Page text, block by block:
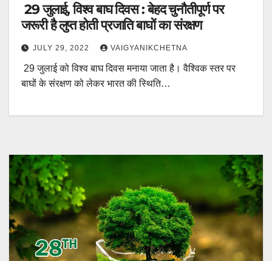
29 जुलाई, विश्व बाघ दिवस : बेहद चुनौतीपूर्ण पर
जरूरी है लुप्त होती प्रजाति बाघों का संरक्षण
JULY 29, 2022 VAIGYANIKCHETNA
29 जुलाई को विश्व बाघ दिवस मनाया जाता है। वैश्विक स्तर पर
बाघों के संरक्षण को लेकर भारत की स्थिति…